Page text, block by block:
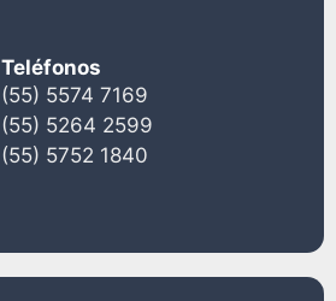
Teléfonos
(55) 5574 7169
(55) 5264 2599
(55) 5752 1840